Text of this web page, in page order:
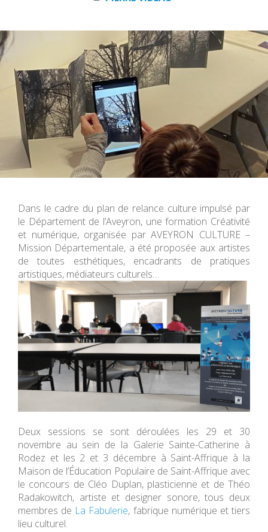
Dans le cadre du plan de relance culture impulsé par
le Département de l’Aveyron, une formation Créativité
et numérique, organisée par AVEYRON CULTURE –
Mission Départementale, a été proposée aux artistes
de toutes esthétiques, encadrants de pratiques
artistiques, médiateurs culturels…
Deux sessions se sont déroulées les 29 et 30
novembre au sein de la Galerie Sainte-Catherine à
Rodez et les 2 et 3 décembre à Saint-Affrique à la
Maison de l’Éducation Populaire de Saint-Affrique avec
le concours de Cléo Duplan, plasticienne et de Théo
Radakowitch, artiste et designer sonore, tous deux
membres de La Fabulerie, fabrique numérique et tiers
lieu culturel.